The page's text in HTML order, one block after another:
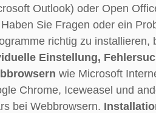
Outlook) oder Open
Sie Fragen oder ein
richtig zu installieren,
Einstellung,
wie Microsoft
Chrome, Iceweasel und
bei Webbrowsern.